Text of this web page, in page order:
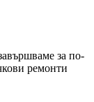
за по-
ремонти